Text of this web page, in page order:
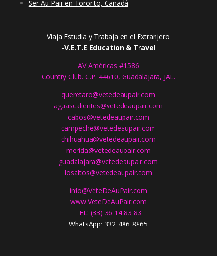
Ser Au Pair en Toronto, Canadá
Viaja Estudia y Trabaja en el Extranjero
-V.E.T.E Education & Travel
AV Américas #1586
Country Club. C.P. 44610, Guadalajara, JAL.
queretaro@vetedeaupair.com
aguascalientes@vetedeaupair.com
cabos@vetedeaupair.com
campeche@vetedeaupair.com
chihuahua@vetedeaupair.com
merida@vetedeaupair.com
guadalajara@vetedeaupair.com
losaltos@vetedeaupair.com
info@VeteDeAuPair.com
www.VeteDeAuPair.com
TEL: (33) 36 14 83 83
WhatsApp: 332-486-8865